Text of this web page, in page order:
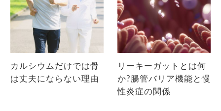
カルシウムだけでは骨
は丈夫にならない理由
リーキーガットとは何
か?腸管バリア機能と慢
性炎症の関係